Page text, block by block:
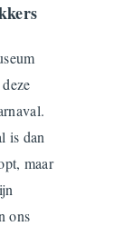
is dan
maar
ons